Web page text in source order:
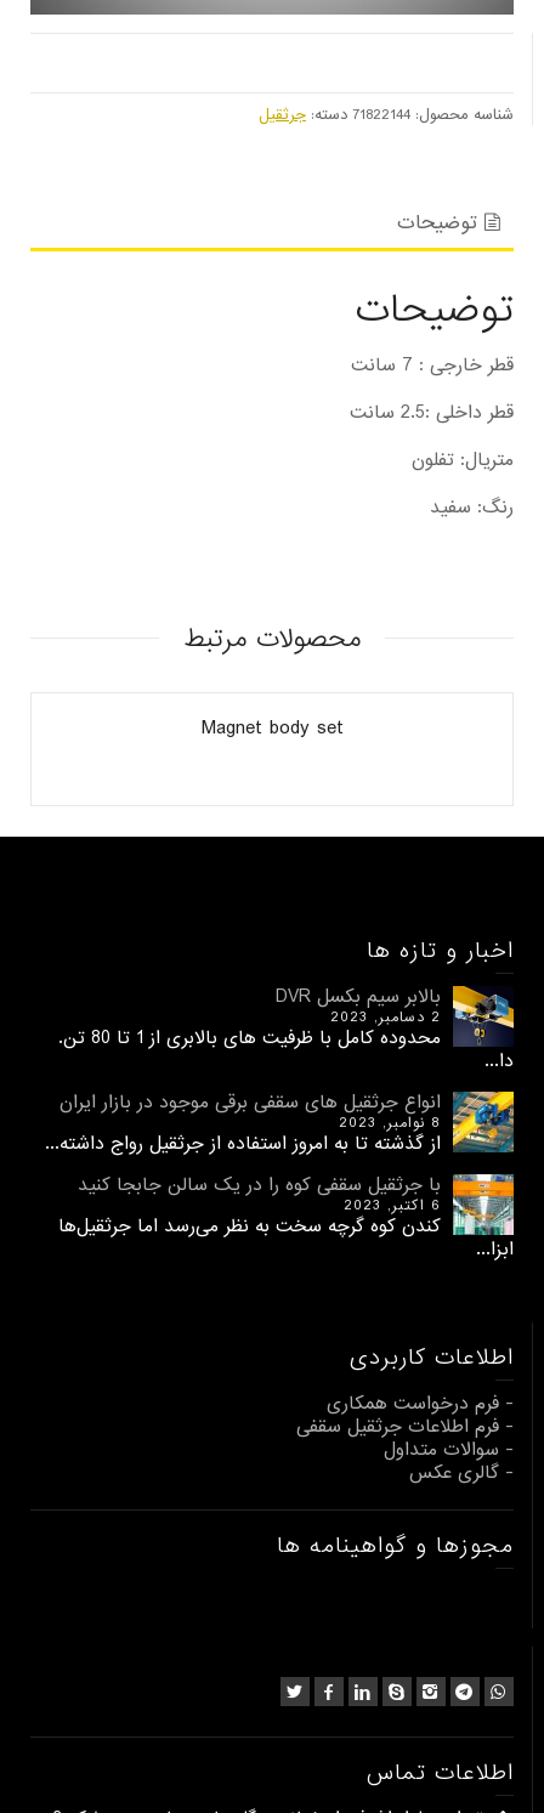
شناسه محصول: 71822144 دسته: جرثقیل
توضیحات
توضیحات
قطر خارجی : 7 سانت
قطر داخلی :2.5 سانت
متریال: تفلون
رنگ: سفید
محصولات مرتبط
Magnet body set
اخبار و تازه ها
بالابر سیم بکسل DVR
2 دسامبر, 2023
محدوده کامل با ظرفیت های بالابری از 1 تا 80 تن.
دا...
انواع جرثقیل های سقفی برقی موجود در بازار ایران
8 نوامبر, 2023
از گذشته تا به امروز استفاده از جرثقیل رواج داشته...
با جرثقیل سقفی کوه را در یک سالن جابجا کنید
6 اکتبر, 2023
کندن کوه گرچه سخت به نظر می‌رسد اما جرثقیل‌ها
ابزا...
اطلاعات کاربردی
- فرم درخواست همکاری
- فرم اطلاعات جرثقیل سقفی
- سوالات متداول
- گالری عکس
مجوزها و گواهینامه ها
اطلاعات تماس